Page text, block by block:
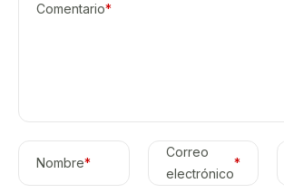
Comentario*
Nombre*
Correo
electrónico
*